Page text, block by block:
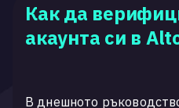
Как да
акаунта си в
В днешното